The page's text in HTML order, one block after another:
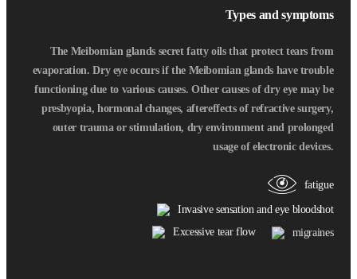
Types and symptoms
The Meibomian glands secret fatty oils that protect tears from
evaporation. Dry eye occurs if the Meibomian glands have trouble
functioning due to various causes. Other causes of dry eye may be
presbyopia, hormonal changes, aftereffects of refractive surgery,
outer trauma or stimulation, dry environment and prolonged
usage of electronic devices.
fatigue
Invasive sensation and eye bloodshot
Excessive tear flow
migraines